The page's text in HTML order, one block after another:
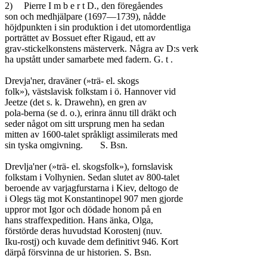
2)	Pierre I m b e r t D., den föregåendes
son och medhjälpare (1697—1739), nådde
höjdpunkten i sin produktion i det utomordentliga
porträttet av Bossuet efter Rigaud, ett av
grav-stickelkonstens mästerverk. Några av D:s verk
ha upstått under samarbete med fadern. G. t .
Drevja'ner, draväner (»trä- el. skogs
folk»), västslavisk folkstam i ö. Hannover vid
Jeetze (det s. k. Drawehn), en gren av
pola-berna (se d. o.), erinra ännu till dräkt och
seder något om sitt ursprung men ha sedan
mitten av 1600-talet språkligt assimilerats med
sin tyska omgivning.	S. Bsn.
Drevlja'ner (»trä- el. skogsfolk»), fornslavisk
folkstam i Volhynien. Sedan slutet av 800-talet
beroende av varjagfurstarna i Kiev, deltogo de
i Olegs täg mot Konstantinopel 907 men gjorde
uppror mot Igor och dödade honom på en
hans straffexpedition. Hans änka, Olga,
förstörde deras huvudstad Korostenj (nuv.
Iku-rostj) och kuvade dem definitivt 946. Kort
därpå försvinna de ur historien. S. Bsn.